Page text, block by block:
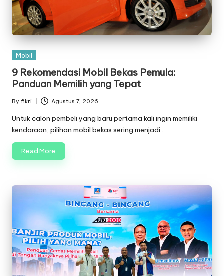
Posted
Mobil
9 Rekomendasi Mobil Bekas Pemula:
Panduan Memilih yang Tepat
Posted
by
By fikri Agustus 7, 2026
Untuk calon pembeli yang baru pertama kali ingin memiliki
kendaraan, pilihan mobil bekas sering menjadi…
Read More